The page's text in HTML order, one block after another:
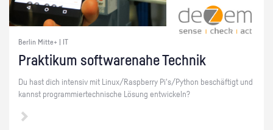
Berlin Mitte+ | IT
Prak­ti­kum soft­ware­na­he Tech­nik
Du hast dich in­ten­siv mit Linux/Raspber­ry Pi's/Py­thon be­schäf­tigt und
kannst pro­gram­mier­tech­ni­sche Lö­sung ent­wi­ckeln?